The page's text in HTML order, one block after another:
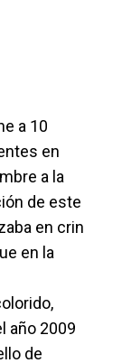
a 10
en
a la
de este
en crin
en la
año 2009
de